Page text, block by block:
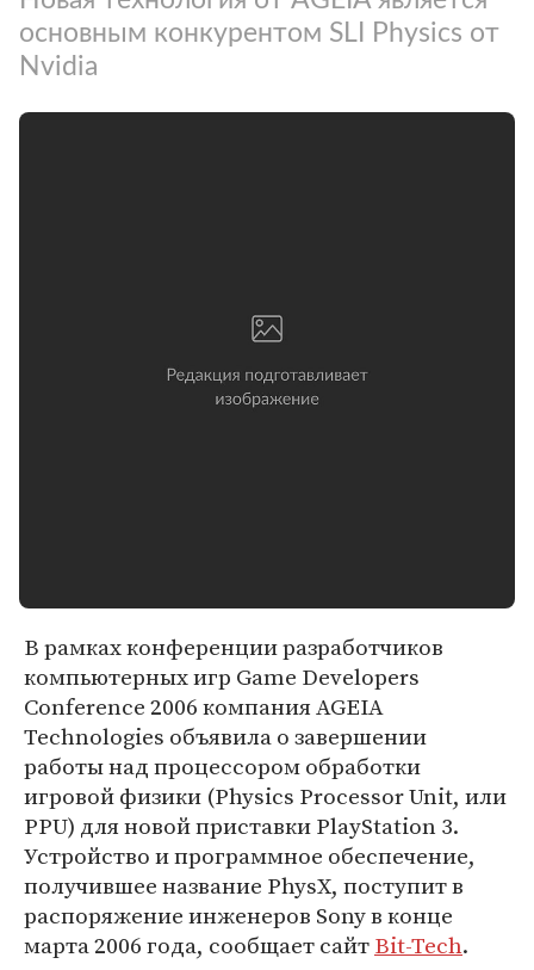
основным конкурентом SLI Physics от
Nvidia
В рамках конференции разработчиков
компьютерных игр Game Developers
Conference 2006 компания AGEIA
Technologies объявила о завершении
работы над процессором обработки
игровой физики (Physics Processor Unit, или
PPU) для новой приставки PlayStation 3.
Устройство и программное обеспечение,
получившее название PhysX, поступит в
распоряжение инженеров Sony в конце
марта 2006 года, сообщает сайтBit-Tech.